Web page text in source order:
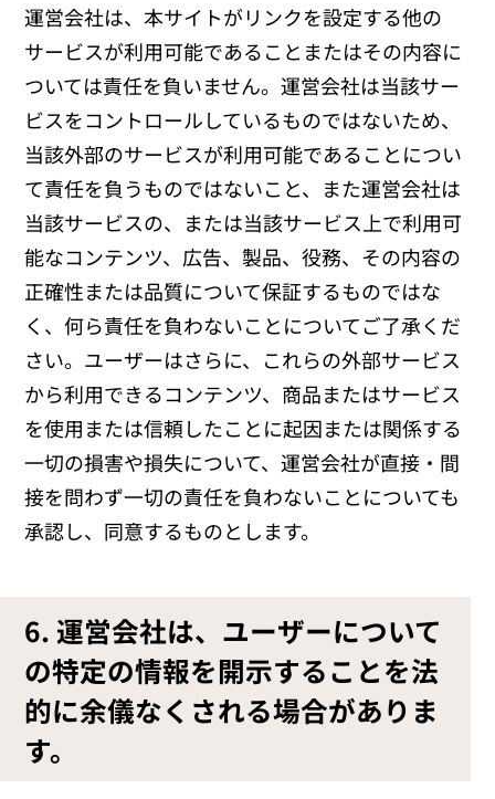
運営会社は、本サイトがリンクを設定する他の
サービスが利用可能であることまたはその内容に
ついては責任を負いません。運営会社は当該サー
ビスをコントロールしているものではないため、
当該外部のサービスが利用可能であることについ
て責任を負うものではないこと、また運営会社は
当該サービスの、または当該サービス上で利用可
能なコンテンツ、広告、製品、役務、その内容の
正確性または品質について保証するものではな
く、何ら責任を負わないことについてご了承くだ
さい。ユーザーはさらに、これらの外部サービス
から利用できるコンテンツ、商品またはサービス
を使用または信頼したことに起因または関係する
一切の損害や損失について、運営会社が直接・間
接を問わず一切の責任を負わないことについても
承認し、同意するものとします。
6. 運営会社は、ユーザーについて
の特定の情報を開示することを法
的に余儀なくされる場合がありま
す。